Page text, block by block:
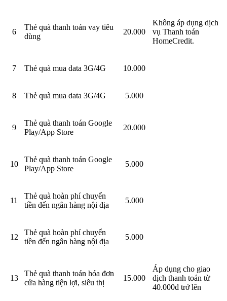
6
Thẻ quà thanh toán vay tiêu
dùng
20.000
Không áp dụng dịch
vụ Thanh toán
HomeCredit.
7 Thẻ quà mua data 3G/4G 10.000
8 Thẻ quà mua data 3G/4G 5.000
9
Thẻ quà thanh toán Google
Play/App Store
20.000
10
Thẻ quà thanh toán Google
Play/App Store
5.000
11
Thẻ quà hoàn phí chuyển
tiền đến ngân hàng nội địa
5.000
12
Thẻ quà hoàn phí chuyển
tiền đến ngân hàng nội địa
5.000
13
Thẻ quà thanh toán hóa đơn
cửa hàng tiện lợi, siêu thị
15.000
Áp dụng cho giao
dịch thanh toán từ
40.000đ trở lên